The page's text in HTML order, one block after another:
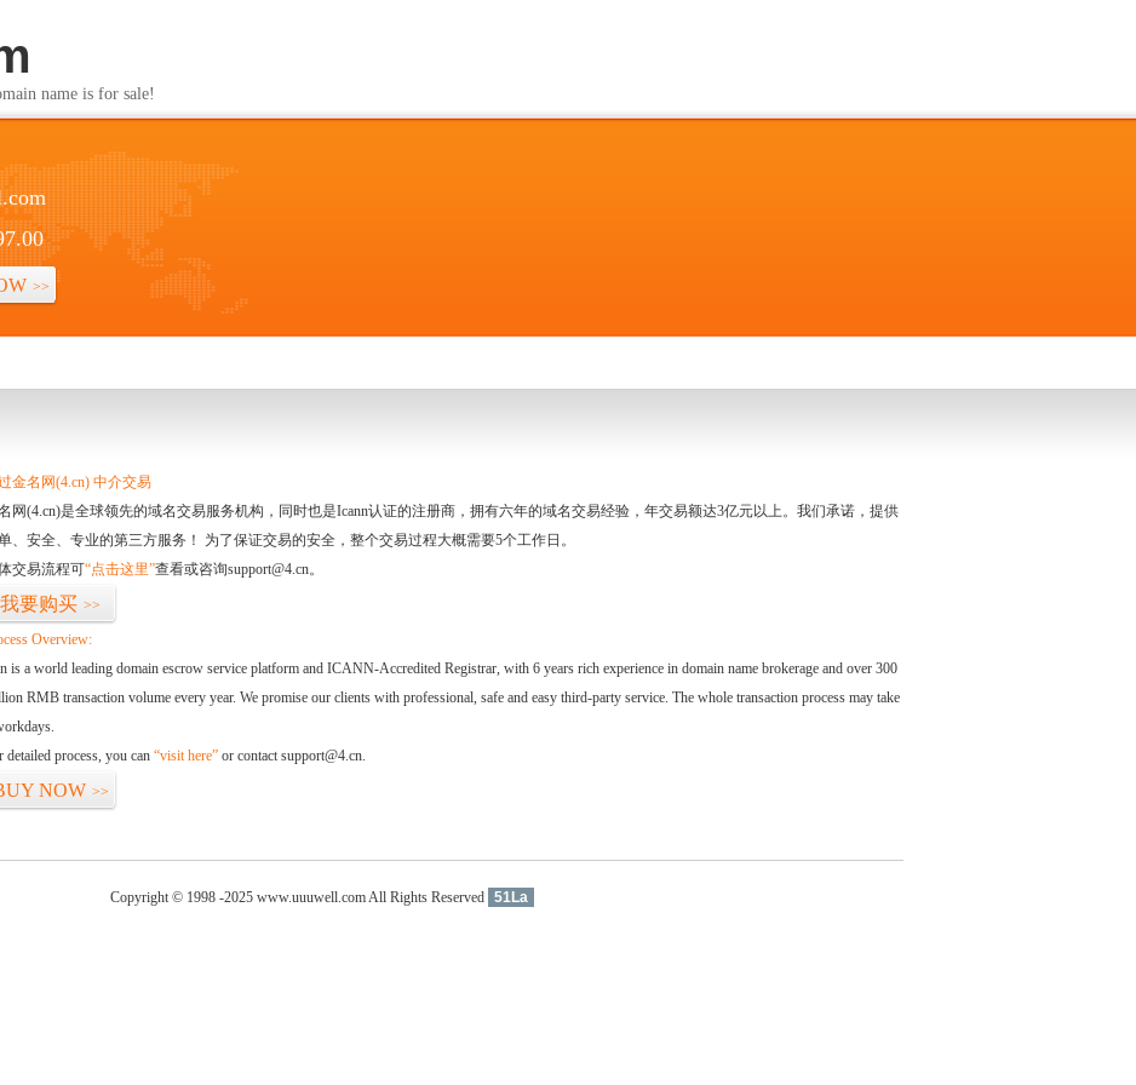
name is for sale!
>>
金名网(4.cn) 中介交易
网(4.cn)是全球领先的域名交易服务机构，同时也是Icann认证的注册商，拥有六年的域名交易经验，年交易额达3亿元以上。我们承诺，提供
、安全、专业的第三方服务！ 为了保证交易的安全，整个交易过程大概需要5个工作日。
交易流程可“点击这里”查看或咨询support@4.cn。
我要购买 >>
Overview:
is a world leading domain escrow service platform and ICANN-Accredited Registrar, with 6 years rich experience in domain name brokerage and over 300
RMB transaction volume every year. We promise our clients with professional, safe and easy third-party service. The whole transaction process may take
detailed process, you can “visit here” or contact support@4.cn.
NOW >>
Copyright © 1998 -2025 www.uuuwell.com All Rights Reserved 51La